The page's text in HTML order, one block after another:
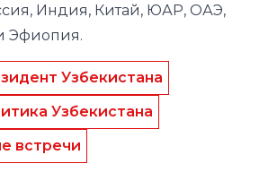
Индия, Китай, ЮАР, ОАЭ,
Эфиопия.
Узбекистана
Узбекистана
встречи